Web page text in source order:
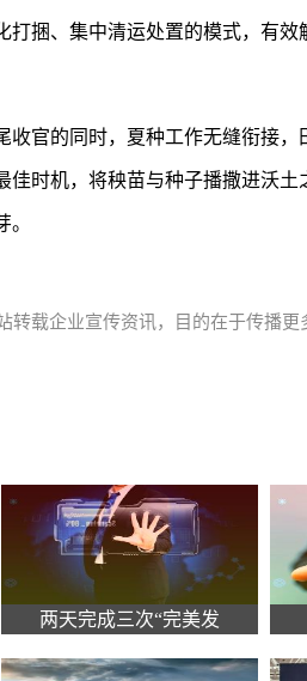
打捆、集中清运处置的模式，有
收官的同时，夏种工作无缝衔接
佳时机，将秧苗与种子播撒进沃
转载企业宣传资讯，目的在于传播
两天完成三次“完美发